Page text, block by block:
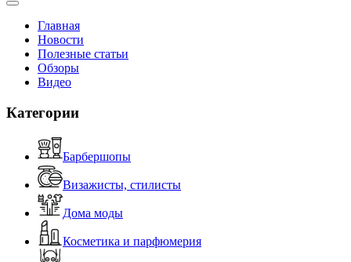
Главная
Новости
Полезные статьи
Обзоры
Видео
Категории
Барбершопы
Визажисты, стилисты
Дома моды
Косметика и парфюмерия